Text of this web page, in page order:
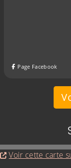
Page Facebook
Evitez la carte
Voir cette carte